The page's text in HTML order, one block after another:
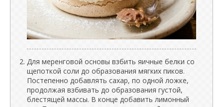
Для меренговой основы взбить яичные белки со
щепоткой соли до образования мягких пиков.
Постепенно добавлять сахар, по одной ложке,
продолжая взбивать до образования густой,
блестящей массы. В конце добавить лимонный